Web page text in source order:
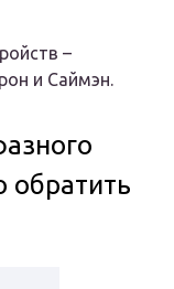
–
и Саймэн.
обратить